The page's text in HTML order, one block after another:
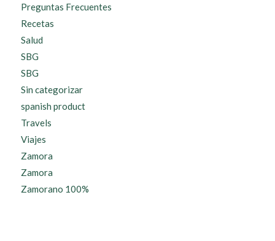
Preguntas Frecuentes
Recetas
Salud
SBG
SBG
Sin categorizar
spanish product
Travels
Viajes
Zamora
Zamora
Zamorano 100%